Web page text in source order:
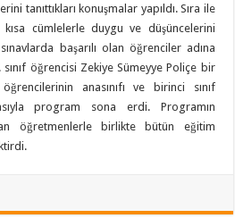
tanıttıkları konuşmalar yapıldı. Sıra ile
cümlelerle duygu ve düşüncelerini
başarılı olan öğrenciler adına
sınıf öğrencisi Zekiye Sümeyye Poliçe bir
anasınıfı ve birinci sınıf
program sona erdi. Programın
öğretmenlerle birlikte bütün eğitim